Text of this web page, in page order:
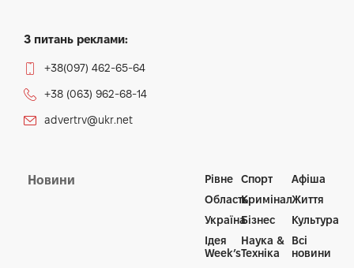
Вирощування бройлерів потребує правильного
підходу до умов утримання, годівлі та догляду. Саме
господарство та садівництво
» розповідає, на що
варто звернути увагу, щоб отримати хороший
Для бройлерів важливо забезпечити комфортний